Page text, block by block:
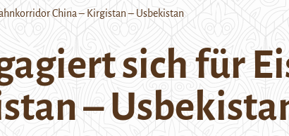
China – Kirgistan – Usbekistan
sich für
–